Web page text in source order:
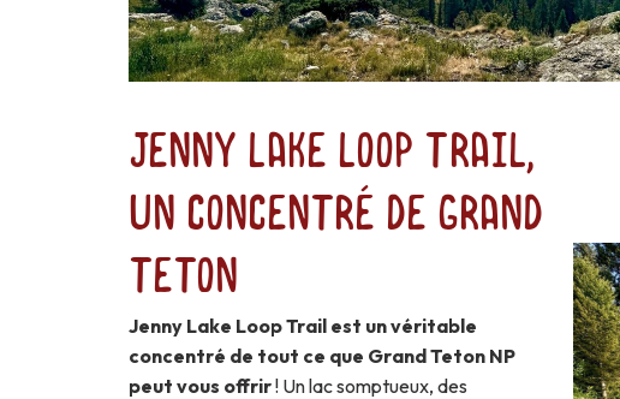
Jenny Lake Loop Trail,
un concentré de Grand
Teton
Jenny Lake Loop Trail est un véritable
concentré de tout ce que Grand Teton NP
peut vous offrir! Un lac somptueux, des